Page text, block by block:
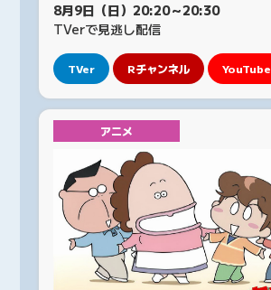
8月9日（日）20:20～20:30
TVerで見逃し配信
TVer Rチャンネル YouTube
アニメ